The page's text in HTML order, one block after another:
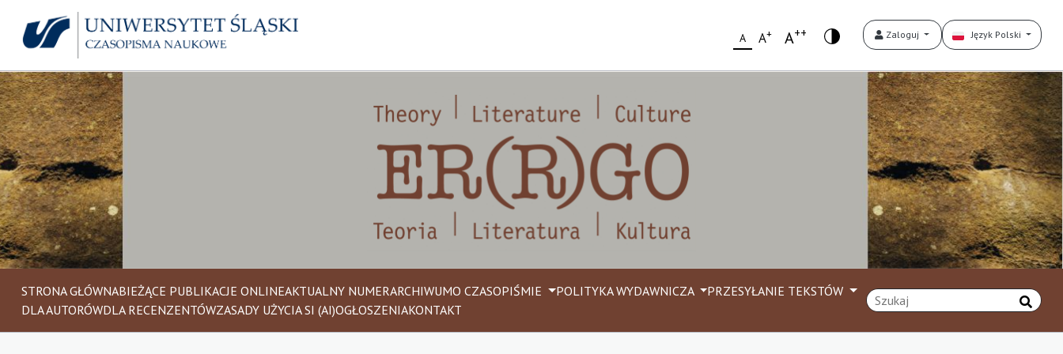
A A+ A++ Zaloguj Język Polski
STRONA GŁÓWNABIEŻĄCE PUBLIKACJE ONLINEAKTUALNY NUMERARCHIWUMO CZASOPIŚMIE POLITYKA WYDAWNICZA
PRZESYŁANIE TEKSTÓW
DLA AUTORÓWDLA RECENZENTÓWZASADY UŻYCIA SI (AI)OGŁOSZENIAKONTAKT